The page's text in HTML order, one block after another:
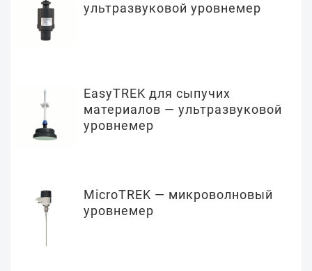
ультразвуковой уровнемер
EasyTREK для сыпучих
материалов — ультразвуковой
уровнемер
MicroTREK — микроволновый
уровнемер